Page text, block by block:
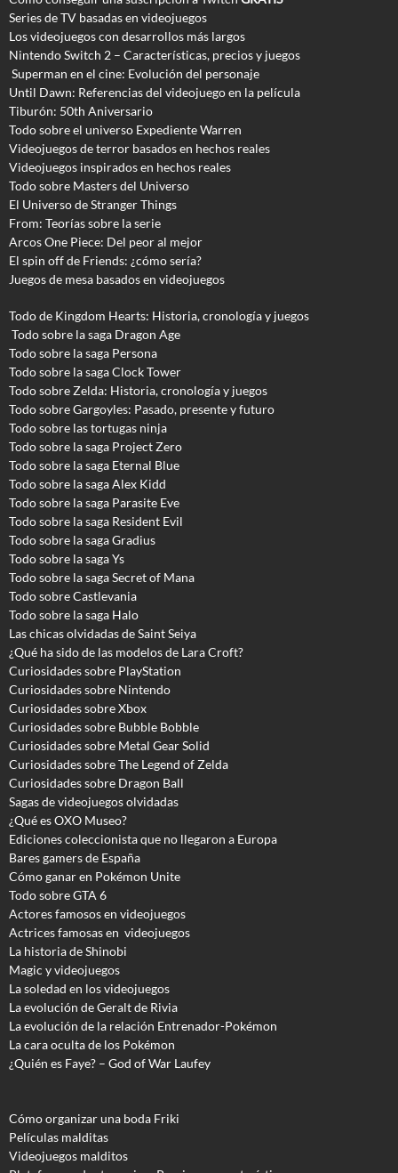
Series de TV basadas en videojuegos
Los videojuegos con desarrollos más largos
Nintendo Switch 2 – Características, precios y juegos
Superman en el cine: Evolución del personaje
Until Dawn: Referencias del videojuego en la película
Tiburón: 50th Aniversario
Todo sobre el universo Expediente Warren
Videojuegos de terror basados en hechos reales
Videojuegos inspirados en hechos reales
Todo sobre Masters del Universo
El Universo de Stranger Things
From: Teorías sobre la serie
Arcos One Piece: Del peor al mejor
El spin off de Friends: ¿cómo sería?
Juegos de mesa basados en videojuegos
Todo de Kingdom Hearts: Historia, cronología y juegos
Todo sobre la saga Dragon Age
Todo sobre la saga Persona
Todo sobre la saga Clock Tower
Todo sobre Zelda: Historia, cronología y juegos
Todo sobre Gargoyles: Pasado, presente y futuro
Todo sobre las tortugas ninja
Todo sobre la saga Project Zero
Todo sobre la saga Eternal Blue
Todo sobre la saga Alex Kidd
Todo sobre la saga Parasite Eve
Todo sobre la saga Resident Evil
Todo sobre la saga Gradius
Todo sobre la saga Ys
Todo sobre la saga Secret of Mana
Todo sobre Castlevania
Todo sobre la saga Halo
Las chicas olvidadas de Saint Seiya
¿Qué ha sido de las modelos de Lara Croft?
Curiosidades sobre PlayStation
Curiosidades sobre Nintendo
Curiosidades sobre Xbox
Curiosidades sobre Bubble Bobble
Curiosidades sobre Metal Gear Solid
Curiosidades sobre The Legend of Zelda
Curiosidades sobre Dragon Ball
Sagas de videojuegos olvidadas
¿Qué es OXO Museo?
Ediciones coleccionista que no llegaron a Europa
Bares gamers de España
Cómo ganar en Pokémon Unite
Todo sobre GTA 6
Actores famosos en videojuegos
Actrices famosas en videojuegos
La historia de Shinobi
Magic y videojuegos
La soledad en los videojuegos
La evolución de Geralt de Rivia
La evolución de la relación Entrenador-Pokémon
La cara oculta de los Pokémon
¿Quién es Faye? – God of War Laufey
Cómo organizar una boda Friki
Películas malditas
Videojuegos malditos